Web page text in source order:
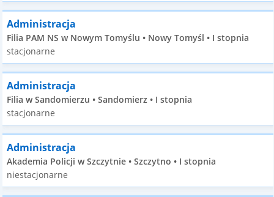
Administracja
Filia PAM NS w Nowym Tomyślu • Nowy Tomyśl • I stopnia
stacjonarne
Administracja
Filia w Sandomierzu • Sandomierz • I stopnia
stacjonarne
Administracja
Akademia Policji w Szczytnie • Szczytno • I stopnia
niestacjonarne